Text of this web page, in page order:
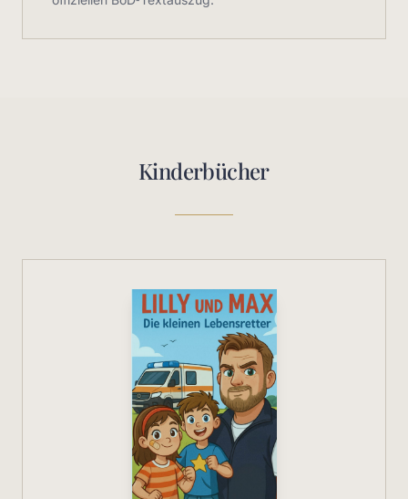
Kinderbücher